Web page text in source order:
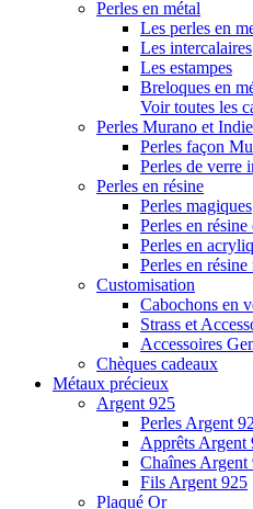
Perles en métal
Les perles en
Les intercalaires
Les estampes
Breloques en
Voir toutes les
Perles Murano et
Perles façon
Perles de verre
Perles en résine
Perles magiques
Perles en résine
Perles en
Perles en résine
Customisation
Cabochons en
Strass et
Accessoires
Chèques cadeaux
Métaux précieux
Argent 925
Perles Argent
Apprêts Argent
Chaînes Argent
Fils Argent 925
Plaqué Or